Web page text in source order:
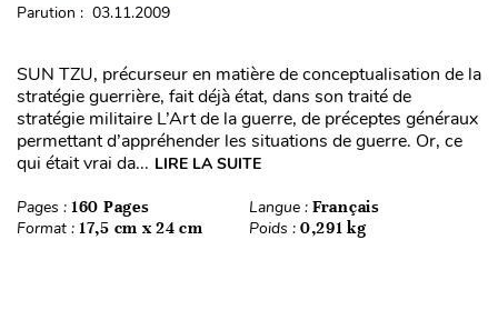
Parution : 03.11.2009
SUN TZU, précurseur en matière de conceptualisation de la
stratégie guerrière, fait déjà état, dans son traité de
stratégie militaire L’Art de la guerre, de préceptes généraux
permettant d’appréhender les situations de guerre. Or, ce
qui était vrai da... LIRE LA SUITE
Pages : 160 Pages Langue : Français
Format : 17,5 cm x 24 cm Poids : 0,291 kg